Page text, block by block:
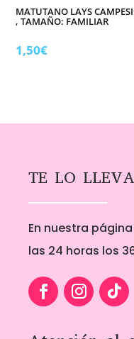
MATUTANO LAYS
, TAMAÑO: FAMILIAR
1,50€
TE LO
En nuestra
las 24 horas los